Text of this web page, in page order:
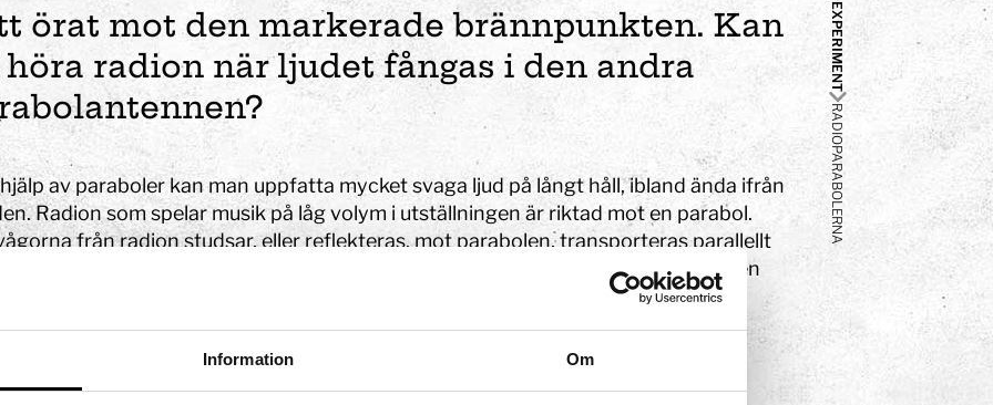
Information Om
Planera ditt besök
Öppettider
Kalender och program
Lov
Våra bästa tips
Hitta hit
Experimentbutiken
Event
Bröllop
målen
Eventlokaler
Mindre konferensrum
Medelstora konferensrum
Tits?
Förskola
Fortbildning
Uppdrag i utställningen
Projekt i förskolan
Bokningsbara skolprogram
Verksamhet
Vem var Tom Tit?
STEM-strategi
Jobba med oss
Ägare och styrelse
Om webbplatsen
EXPERIMENT
RADIO­PARABOLERNA
örat mot den markerade brännpunkten. Kan
höra radion när ljudet fångas i den andra
av paraboler kan man uppfatta mycket svaga ljud på långt håll, ibland ända ifrån
Radion som spelar musik på låg volym i utställningen är riktad mot en parabol.
från radion studsar, eller reflekteras, mot parabolen, transporteras parallellt
luften till den andra parabolen, reflekteras även där och samlas sedan ihop i den
ihop förstärks det och hörs bättre just vid brännpunkten.